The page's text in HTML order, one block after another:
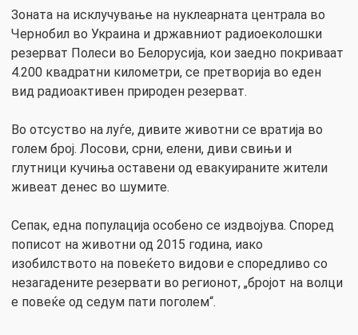
Зоната на исклучување на нуклеарната централа во
Чернобил во Украина и државниот радиоеколошки
резерват Полеси во Белорусија, кои заедно покриваат
4.200 квадратни километри, се претворија во еден
вид радиоактивен природен резерват.
Во отсуство на луѓе, дивите животни се вратија во
голем број. Лосови, срни, елени, диви свињи и
глутници кучиња оставени од евакуираните жители
живеат денес во шумите.
Сепак, една популација особено се издвојува. Според
пописот на животни од 2015 година, иако
изобилството на повеќето видови е споредливо со
незагадените резервати во регионот, „бројот на волци
е повеќе од седум пати поголем“.